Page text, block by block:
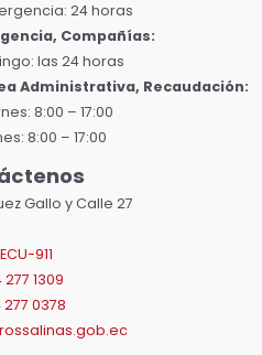
24 horas
Compañías:
las 24 horas
Administrativa, Recaudación:
8:00 – 17:00
8:00 – 17:00
Gallo y Calle 27
ECU-911
277 1309
277 0378